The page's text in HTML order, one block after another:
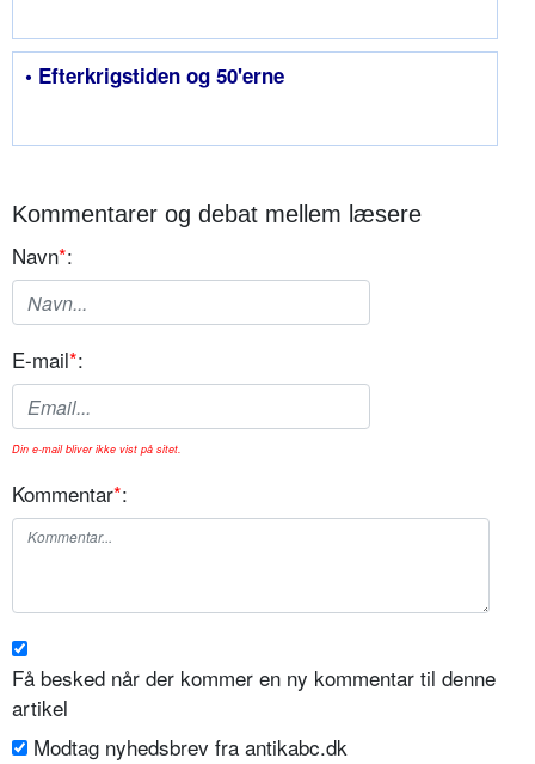
• Efterkrigstiden og 50'erne
Kommentarer og debat mellem læsere
Navn*:
E-mail*:
Din e-mail bliver ikke vist på sitet.
Kommentar*:
Få besked når der kommer en ny kommentar til denne
artikel
Modtag nyhedsbrev fra antikabc.dk